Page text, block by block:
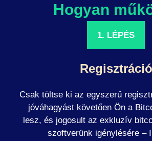
Hogyan
1. LÉPÉS
Regisztráció
Csak töltse ki az egyszerű
jóváhagyást követően Ön a
lesz, és jogosult az exkluzív
szoftverünk igénylésére –